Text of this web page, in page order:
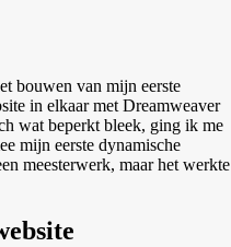
bouwen van mijn eerste
in elkaar met Dreamweaver
wat beperkt bleek, ging ik me
mijn eerste dynamische
meesterwerk, maar het